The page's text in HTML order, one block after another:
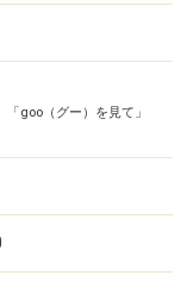
goo（グー）を見て」